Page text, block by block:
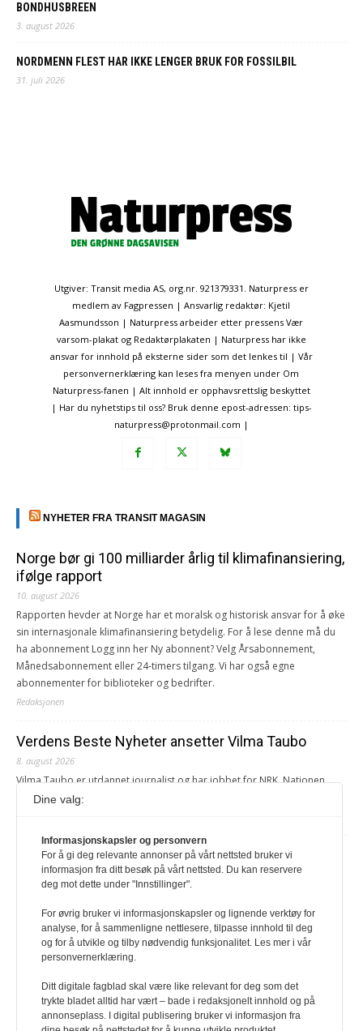
BONDHUSBREEN
3. august 2026
NORDMENN FLEST HAR IKKE LENGER BRUK FOR FOSSILBIL
31. juli 2026
Utgiver: Transit media AS, org.nr. 921379331. Naturpress er
medlem av Fagpressen | Ansvarlig redaktør: Kjetil
Aasmundsson | Naturpress arbeider etter pressens Vær
varsom-plakat og Redaktørplakaten | Naturpress har ikke
ansvar for innhold på eksterne sider som det lenkes til | Vår
personvernerklæring kan leses fra menyen under Om
Naturpress-fanen | Alt innhold er opphavsrettslig beskyttet
| Har du nyhetstips til oss? Bruk denne epost-adressen: tips-
naturpress@protonmail.com |
NYHETER FRA TRANSIT MAGASIN
Norge bør gi 100 milliarder årlig til klimafinansiering,
ifølge rapport
10. august 2026
Rapporten hevder at Norge har et moralsk og historisk ansvar for å øke
sin internasjonale klimafinansiering betydelig. For å lese denne må du
ha abonnement Logg inn her Ny abonnent? Velg Årsabonnement,
Månedsabonnement eller 24-timers tilgang. Vi har også egne
abonnementer for biblioteker og bedrifter.
Redaksjonen
Verdens Beste Nyheter ansetter Vilma Taubo
8. august 2026
Vilma Taubo er utdannet journalist og har jobbet for NRK, Nationen,
Klassekampen, Røverradioen og Svalbardsposten.
Juni Haugan Holden er ny rådgiver i ForUM
8. august 2026
Greenpeace Norge.
Redaksjonen
Dine valg:
Informasjonskapsler og personvern
For å gi deg relevante annonser på vårt nettsted bruker vi
informasjon fra ditt besøk på vårt nettsted. Du kan reservere
deg mot dette under "Innstillinger".
For øvrig bruker vi informasjonskapsler og lignende verktøy for
analyse, for å sammenligne nettlesere, tilpasse innhold til deg
og for å utvikle og tilby nødvendig funksjonalitet. Les mer i vår
personvernerklæring.
Ditt digitale fagblad skal være like relevant for deg som det
trykte bladet alltid har vært – bade i redaksjonelt innhold og på
annonseplass. I digital publisering bruker vi informasjon fra